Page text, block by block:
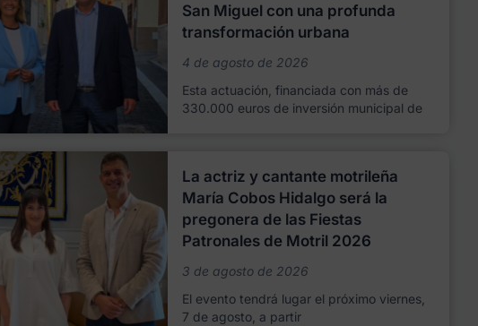
San Miguel con una profunda
transformación urbana
4 de agosto de 2026
Esta actuación, financiada con más de
330.000 euros de inversión municipal de
La actriz y cantante motrileña
María Cobos Hidalgo será la
pregonera de las Fiestas
Patronales de Motril 2026
3 de agosto de 2026
El evento tendrá lugar el próximo viernes,
7 de agosto, a partir